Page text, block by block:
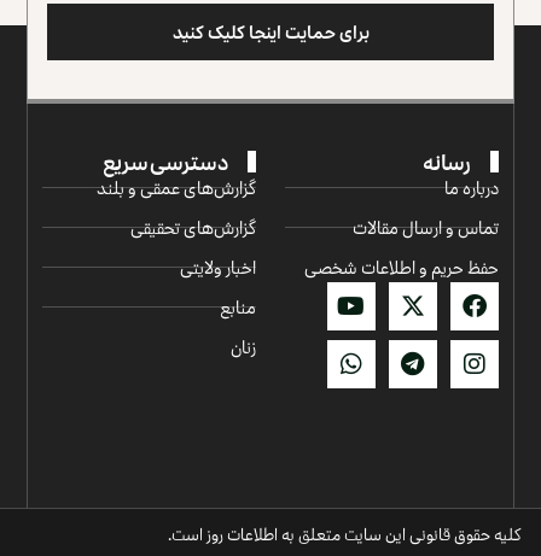
برای حمایت اینجا کلیک کنید
رسانه
درباره ما
تماس و ارسال مقالات
حفظ حریم و اطلاعات شخصی
دسترسی سریع
گزارش‌‌های عمقی و بلند
گزارش‌های تحقیقی
اخبار ولایتی
منابع
زنان
کلیه حقوق قانونی این سایت متعلق به اطلاعات روز است.